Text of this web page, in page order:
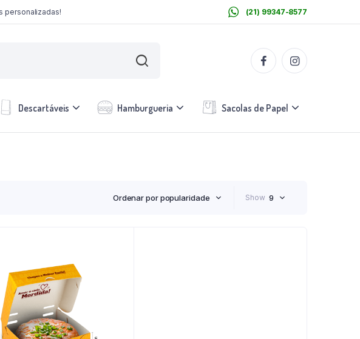
personalizadas! (21) 99347-8577
Descartáveis Hamburgueria Sacolas de Papel
Ordenar por popularidade Show 9